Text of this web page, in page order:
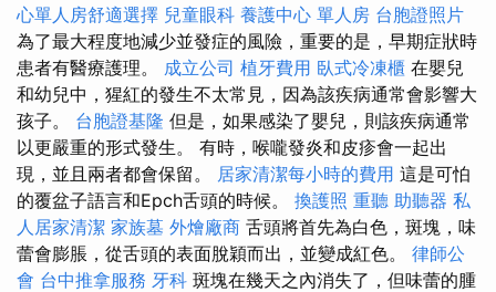
心單人房舒適選擇 兒童眼科 養護中心 單人房 台胞證照片
為了最大程度地減少並發症的風險，重要的是，早期症狀時
患者有醫療護理。 成立公司 植牙費用 臥式冷凍櫃 在嬰兒
和幼兒中，猩紅的發生不太常見，因為該疾病通常會影響大
孩子。 台胞證基隆 但是，如果感染了嬰兒，則該疾病通常
以更嚴重的形式發生。 有時，喉嚨發炎和皮疹會一起出
現，並且兩者都會保留。 居家清潔每小時的費用 這是可怕
的覆盆子語言和Epch舌頭的時候。 換護照 重聽 助聽器 私
人居家清潔 家族墓 外燴廠商 舌頭將首先為白色，斑塊，味
蕾會膨脹，從舌頭的表面脫穎而出，並變成紅色。 律師公
會 台中推拿服務 牙科 斑塊在幾天之內消失了，但味蕾的腫